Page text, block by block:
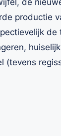
de
productie
de
(tevens